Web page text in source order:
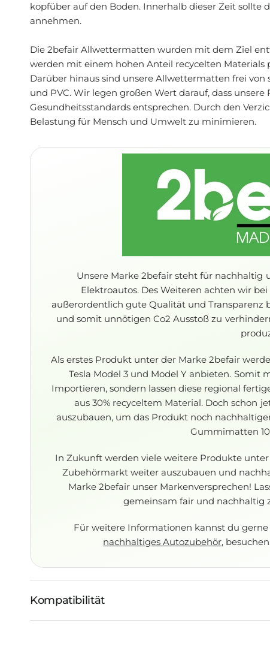
kopfüber auf den Boden. Innerhalb dieser Zeit
annehmen.
Die 2befair Allwettermatten wurden mit dem Ziel
werden mit einem hohen Anteil recycelten Materials
Darüber hinaus sind unsere Allwettermatten frei
und PVC. Wir legen großen Wert darauf, dass
Gesundheitsstandards entsprechen. Durch den
Belastung für Mensch und Umwelt zu minimieren.
Unsere Marke 2befair steht für
Elektroautos. Des Weiteren achten wir
außerordentlich gute Qualität und Transparenz
und somit unnötigen Co2 Ausstoß zu
Als erstes Produkt unter der Marke 2befair
Tesla Model 3 und Model Y anbieten.
Importieren, sondern lassen diese regional
aus 30% recyceltem Material. Doch schon
auszubauen, um das Produkt noch
Gummimatten
In Zukunft werden viele weitere Produkte
Zubehörmarkt weiter auszubauen und
Marke 2befair unser Markenversprechen!
gemeinsam fair und nachhaltig
Für weitere Informationen kannst du
nachhaltiges Autozubehör,
Kompatibilität